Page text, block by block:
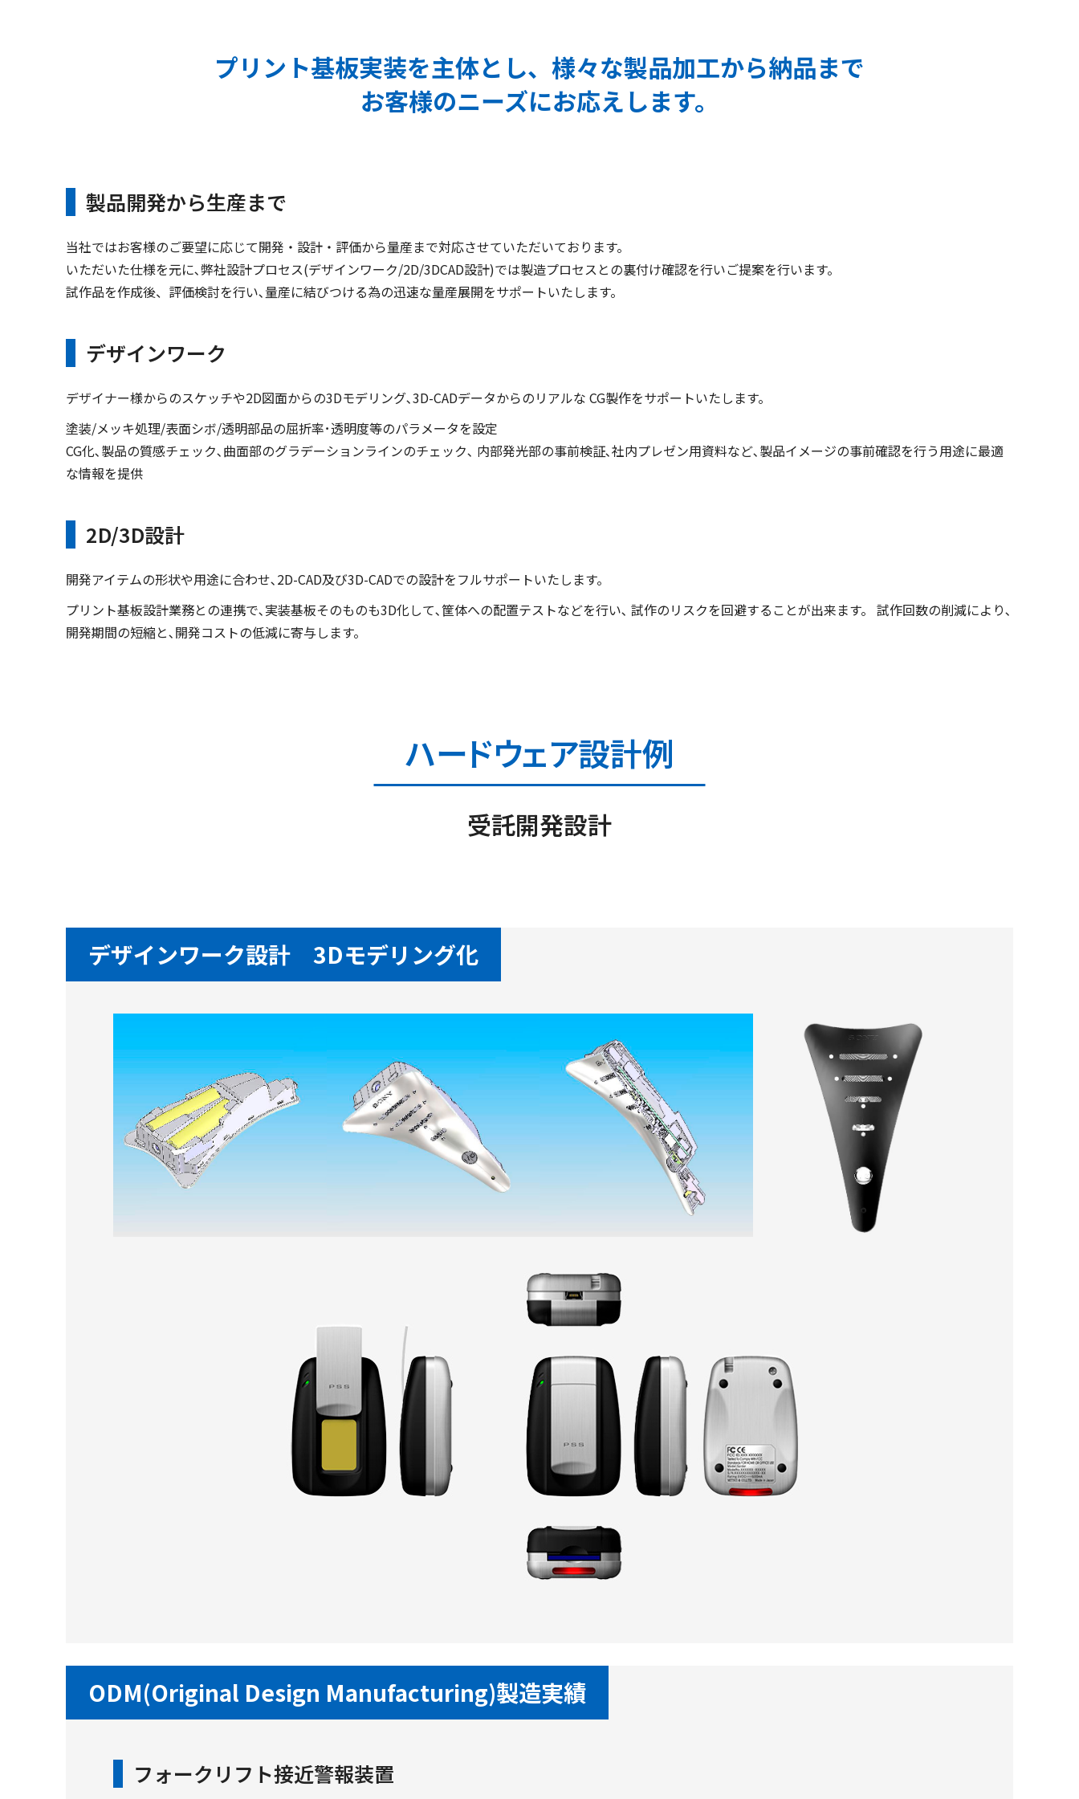
プリント基板実装を主体とし、 様々な製品加工から納品まで
お客様のニーズにお応えします。
製品開発から生産まで
当社ではお客様のご要望に応じて開発・設計・評価から量産まで対応させていただいております。
いただいた仕様を元に､弊社設計プロセス(デザインワーク/2D/3DCAD設計)では製造プロセスとの裏付け確認を行いご提案を行います。
試作品を作成後、評価検討を行い､量産に結びつける為の迅速な量産展開をサポートいたします。
デザインワーク
デザイナー様からのスケッチや2D図面からの3Dモデリング､3D-CADデータからのリアルな CG製作をサポートいたします。
塗装/メッキ処理/表面シボ/透明部品の屈折率･透明度等のパラメータを設定
CG化､製品の質感チェック､曲面部のグラデーションラインのチェック､ 内部発光部の事前検証､社内プレゼン用資料など､製品イメージの事前確認を行う用途に最適
な情報を提供
2D/3D設計
開発アイテムの形状や用途に合わせ､2D-CAD及び3D-CADでの設計をフルサポートいたします。
プリント基板設計業務との連携で､実装基板そのものも3D化して､筐体への配置テストなどを行い､ 試作のリスクを回避することが出来ます。 試作回数の削減により､
開発期間の短縮と､開発コストの低減に寄与します。
ハードウェア設計例
受託開発設計
デザインワーク設計 3Dモデリング化
ODM(Original Design Manufacturing)製造実績
フォークリフト接近警報装置